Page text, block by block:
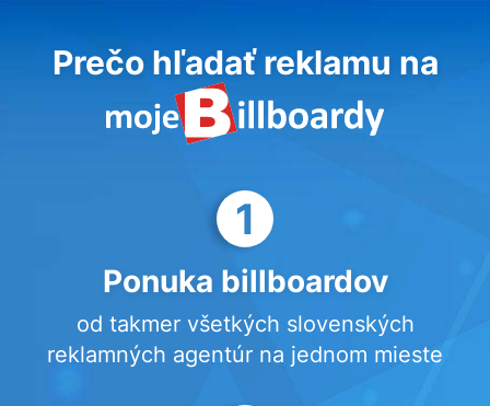
Prečo hľadať reklamu na
1
Ponuka billboardov
od takmer všetkých slovenských
reklamných agentúr na jednom mieste